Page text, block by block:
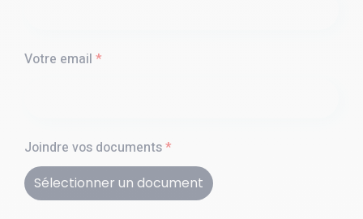
Votre email *
Joindre vos documents*
Sélectionner un document